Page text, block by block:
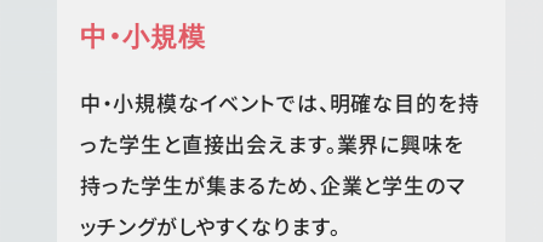
中・小規模
中・小規模なイベントでは、明確な目的を持
った学生と直接出会えます。業界に興味を
持った学生が集まるため、企業と学生のマ
ッチングがしやすくなります。